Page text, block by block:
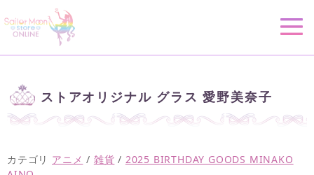
ストアオリジナル グラス 愛野美奈子
カテゴリ アニメ / 雑貨 / 2025 BIRTHDAY GOODS MINAKO